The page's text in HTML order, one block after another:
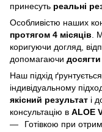
принесуть реальні
Особливістю наших
протягом 4 місяців .
коригуючи догляд,
допомагаючи
Наш підхід
індивідуальному
якісний результат і
консультацію в ALOE
Готівкою при